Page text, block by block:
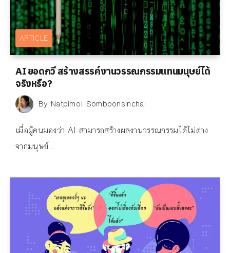
ARTICLE
AI ยอดกวี สร้างสรรค์งานวรรณกรรมแทนมนุษย์ได้
จริงหรือ?
By Natpimol Somboonsinchai
เมื่อผู้คนมองว่า AI สามารถสร้างผลงานวรรณกรรมได้ไม่ต่าง
จากมนุษย์...